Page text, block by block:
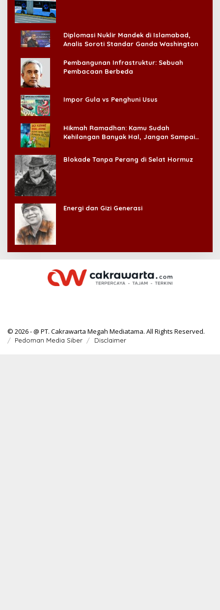
Diplomasi Nuklir Mandek di Islamabad,
Analis Soroti Standar Ganda Washington
Pembangunan Infrastruktur: Sebuah
Pembacaan Berbeda
Impor Gula vs Penghuni Usus
Hikmah Ramadhan: Kamu Sudah
Kehilangan Banyak Hal, Jangan Sampai
Blokade Tanpa Perang di Selat Hormuz
Energi dan Gizi Generasi
© 2026 - @ PT. Cakrawarta Megah Mediatama. All Rights Reserved.
Pedoman Media Siber Disclaimer